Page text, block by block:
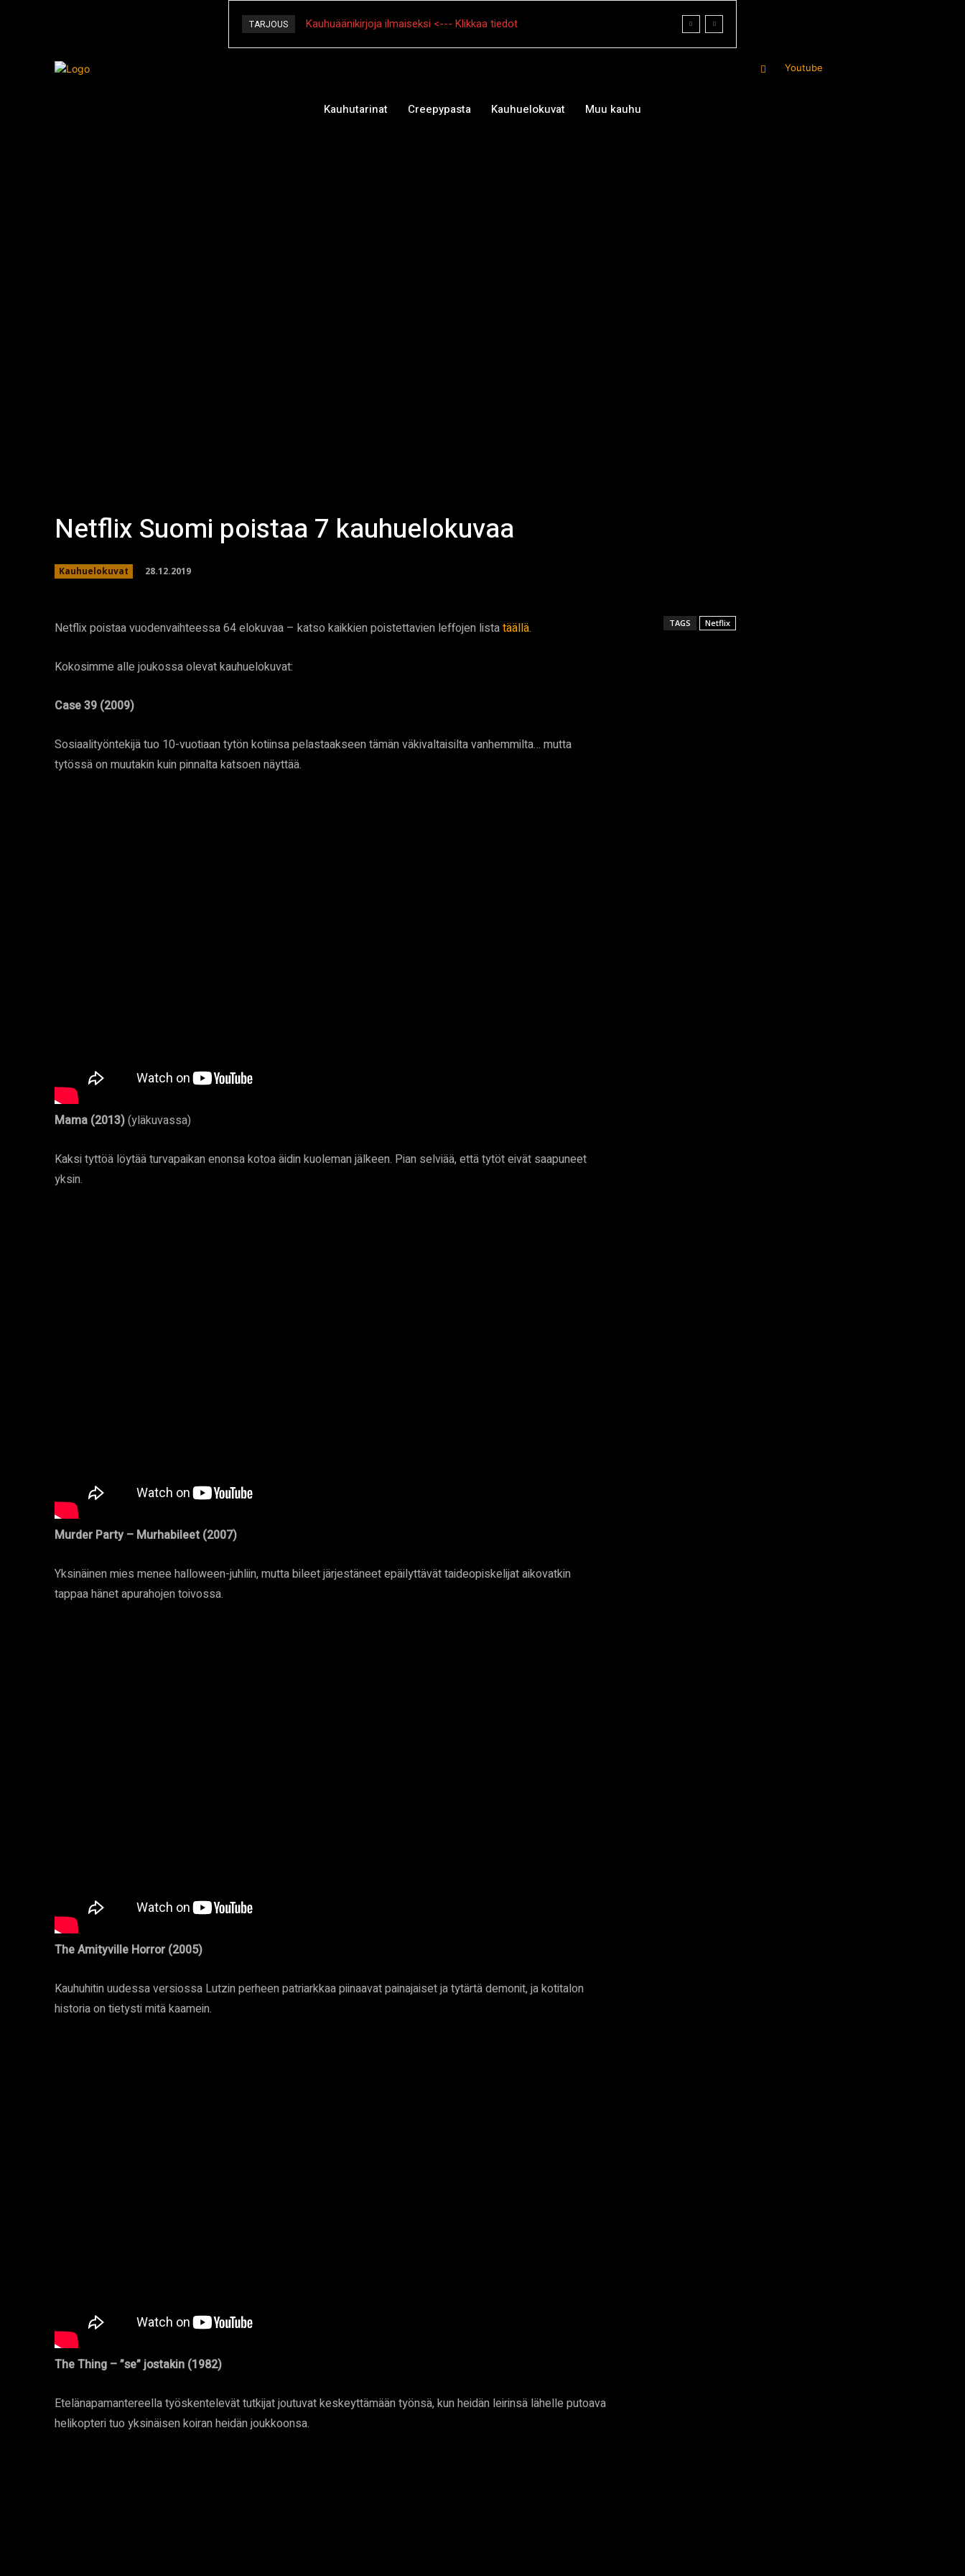
TARJOUS Kauhuäänikirjoja ilmaiseksi <--- Klikkaa tiedot
Kauhutarinat Creepypasta Kauhuelokuvat Muu kauhu
Youtube
Netflix Suomi poistaa 7 kauhuelokuvaa
Kauhuelokuvat 28.12.2019
Netflix poistaa vuodenvaihteessa 64 elokuvaa – katso kaikkien poistettavien leffojen listatäällä.
Kokosimme alle joukossa olevat kauhuelokuvat:
Case 39 (2009)
Sosiaalityöntekijä tuo 10-vuotiaan tytön kotiinsa pelastaakseen tämän väkivaltaisilta vanhemmilta… mutta
tytössä on muutakin kuin pinnalta katsoen näyttää.
Mama (2013)(yläkuvassa)
Kaksi tyttöä löytää turvapaikan enonsa kotoa äidin kuoleman jälkeen. Pian selviää, että tytöt eivät saapuneet
yksin.
Murder Party – Murhabileet (2007)
Yksinäinen mies menee halloween-juhliin, mutta bileet järjestäneet epäilyttävät taideopiskelijat aikovatkin
tappaa hänet apurahojen toivossa.
The Amityville Horror (2005)
Kauhuhitin uudessa versiossa Lutzin perheen patriarkkaa piinaavat painajaiset ja tytärtä demonit, ja kotitalon
historia on tietysti mitä kaamein.
The Thing – ”se” jostakin (1982)
Etelänapamantereella työskentelevät tutkijat joutuvat keskeyttämään työnsä, kun heidän leirinsä lähelle putoava
helikopteri tuo yksinäisen koiran heidän joukkoonsa.
TAGS Netflix